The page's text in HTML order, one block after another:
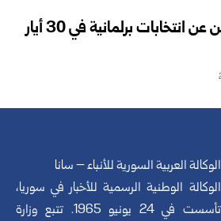
رئيس وزراء مالطا يعلن عن انتخابات برلمانية في 30 أيار
الوكالة العربية السورية للأنباء – سانا
الوكالة الوطنية الرسمية للأخبار في سوريا،
تأسست في 24 يونيو 1965. تتبع وزارة